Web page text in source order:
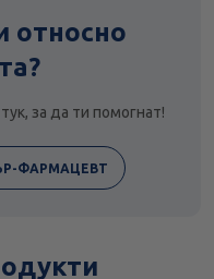
относно
за да ти помогнат!
ФАРМАЦЕВТ